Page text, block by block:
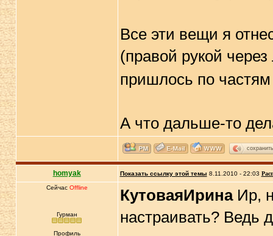
Все эти вещи я
(правой рукой
пришлось по частям
А что дальше-то
сохранить
homyak Показать ссылку этой темы 8.11.2010 - 22:03
Сейчас Offline
Гурман
Профиль
КутоваяИринаИр,
настраивать? Ведь